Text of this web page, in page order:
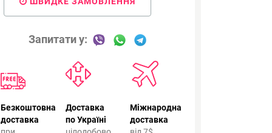
Запитати у:
Безкоштовна
доставка
Доставка
по Україні
Міжнародна
доставка